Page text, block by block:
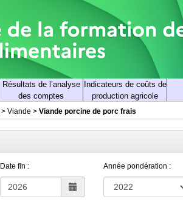
Résultats de l’analyse
des comptes
Indicateurs de coûts de
production agricole
> Viande > Viande porcine de porc frais
Date fin : Année pondération :